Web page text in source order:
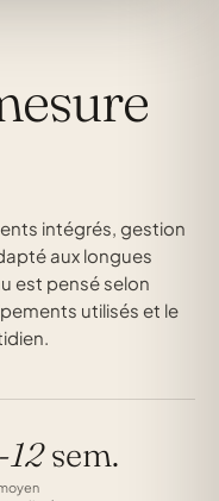
intégrés, gestion
aux longues
est pensé selon
utilisés et le
12sem.